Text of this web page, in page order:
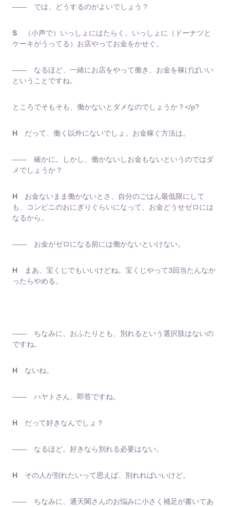
―― では、どうするのがよいでしょう？
S （小声で）いっしょにはたらく。いっしょに（ドーナツと
ケーキがうってる）お店やってお金をかせぐ。
―― なるほど、一緒にお店をやって働き、お金を稼げばいい
ということですね。
ところでそもそも、働かないとダメなのでしょうか？</p?
H だって、働く以外にないでしょ。お金稼ぐ方法は。
―― 確かに。しかし、働かないしお金もないというのではダ
メでしょうか？
H お金ないまま働かないとさ、自分のごはん最低限にして
も、コンビニのおにぎりぐらいになって、お金どうせゼロには
なるから。
―― お金がゼロになる前には働かないといけない。
H まあ、宝くじでもいいけどね。宝くじやって3回当たんなか
ったらやめる。
―― ちなみに、おふたりとも、別れるという選択肢はないの
ですね。
H ないね。
―― ハヤトさん、即答ですね。
H だって好きなんでしょ？
―― なるほど。好きなら別れる必要はない。
H その人が別れたいって思えば、別れればいいけど。
―― ちなみに、通天閣さんのお悩みに小さく補足が書いてあ